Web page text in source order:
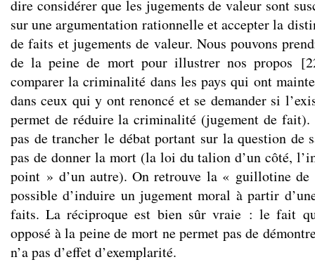
dire considérer que les jugements de valeur sont
sur une argumentation rationnelle et accepter la
de faits et jugements de valeur. Nous pouvons
de la peine de mort pour illustrer nos propos [
comparer la criminalité dans les pays qui ont
dans ceux qui y ont renoncé et se demander si
permet de réduire la criminalité (jugement de fait).
pas de trancher le débat portant sur la question de
pas de donner la mort (la loi du talion d’un côté,
point » d’un autre). On retrouve la « guillotine
possible d’induire un jugement moral à partir
faits. La réciproque est bien sûr vraie : le fait
opposé à la peine de mort ne permet pas de
n’a pas d’effet d’exemplarité.